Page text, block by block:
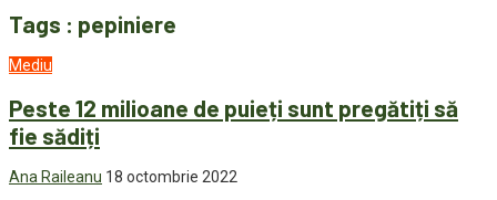
Tags : pepiniere
Mediu
Peste 12 milioane de puieți sunt pregătiți să
fie sădiți
Ana Raileanu 18 octombrie 2022